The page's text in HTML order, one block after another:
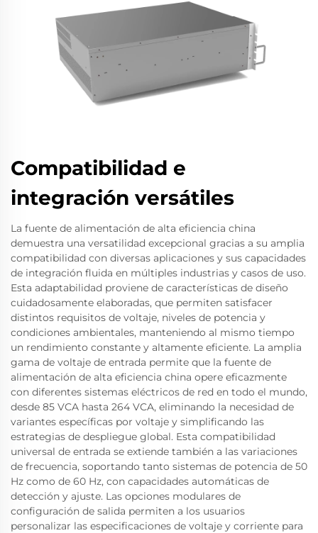
Compatibilidad e
integración versátiles
La fuente de alimentación de alta eficiencia china
demuestra una versatilidad excepcional gracias a su amplia
compatibilidad con diversas aplicaciones y sus capacidades
de integración fluida en múltiples industrias y casos de uso.
Esta adaptabilidad proviene de características de diseño
cuidadosamente elaboradas, que permiten satisfacer
distintos requisitos de voltaje, niveles de potencia y
condiciones ambientales, manteniendo al mismo tiempo
un rendimiento constante y altamente eficiente. La amplia
gama de voltaje de entrada permite que la fuente de
alimentación de alta eficiencia china opere eficazmente
con diferentes sistemas eléctricos de red en todo el mundo,
desde 85 VCA hasta 264 VCA, eliminando la necesidad de
variantes específicas por voltaje y simplificando las
estrategias de despliegue global. Esta compatibilidad
universal de entrada se extiende también a las variaciones
de frecuencia, soportando tanto sistemas de potencia de 50
Hz como de 60 Hz, con capacidades automáticas de
detección y ajuste. Las opciones modulares de
configuración de salida permiten a los usuarios
personalizar las especificaciones de voltaje y corriente para